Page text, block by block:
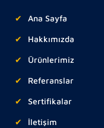
Ana Sayfa
Hakkımızda
Ürünlerimiz
Referanslar
Sertifikalar
İletişim